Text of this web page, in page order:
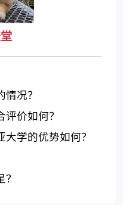
况？
价如何？
学的优势如何？